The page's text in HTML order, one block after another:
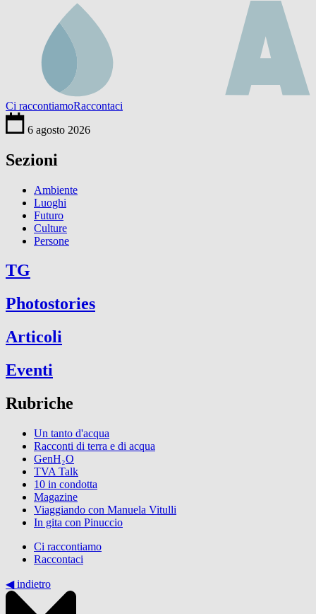
Ci raccontiamoRaccontaci
6 agosto 2026
Sezioni
Ambiente
Luoghi
Futuro
Culture
Persone
TG
Photostories
Articoli
Eventi
Rubriche
Un tanto d'acqua
Racconti di terra e di acqua
GenH₂O
TVA Talk
10 in condotta
Magazine
Viaggiando con Manuela Vitulli
In gita con Pinuccio
Ci raccontiamo
Raccontaci
◀︎ indietro